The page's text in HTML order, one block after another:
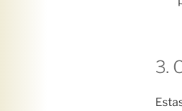
3.